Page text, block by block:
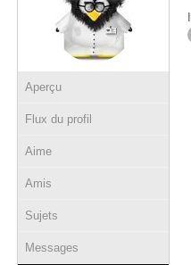
Aperçu
Flux du profil
Aime
Amis
Sujets
Messages